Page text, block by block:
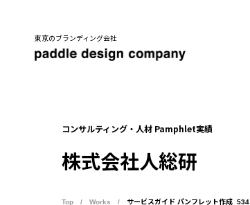
東京のブランディング会社
コンサルティング・人材 Pamphlet実績
株式会社人総研
Top Works サービスガイド パンフレット作成_534